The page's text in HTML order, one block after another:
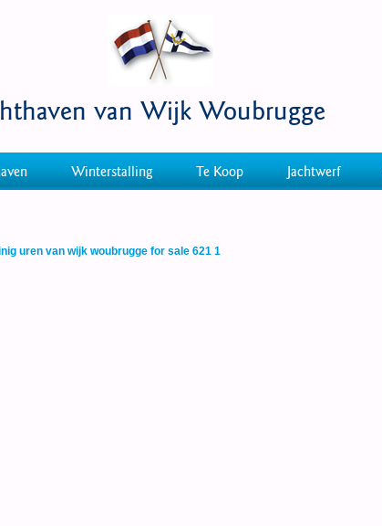
van Wijk Woubrugge
Winterstalling Te Koop Jachtwerf
uren van wijk woubrugge for sale 621 1